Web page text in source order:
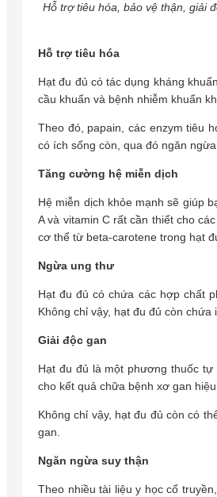
Hỗ trợ tiêu hóa, bảo vệ thận, giải
Hỗ trợ tiêu hóa
Hạt đu đủ có tác dụng kháng
cầu khuẩn và bệnh nhiễm khuẩn
Theo đó, papain, các enzym tiêu
có ích sống còn, qua đó ngăn
Tăng cường hệ miễn dịch
Hệ miễn dịch khỏe mạnh sẽ giúp
A và vitamin C rất cần thiết cho
cơ thể từ beta-carotene trong hạt
Ngừa ung thư
Hạt đu đủ có chứa các hợp chất
Không chỉ vậy, hạt đu đủ còn
Giải độc gan
Hạt đu đủ là một phương thuốc
cho kết quả chữa bệnh xơ gan
Không chỉ vậy, hạt đu đủ còn có
gan.
Ngăn ngừa suy thận
Theo nhiều tài liệu y học cổ